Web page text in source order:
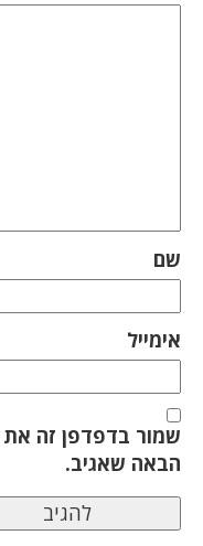
שם
אימייל
שמור בדפדפן זה
הבאה שאגיב.